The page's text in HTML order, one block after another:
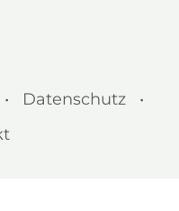
Datenschutz •